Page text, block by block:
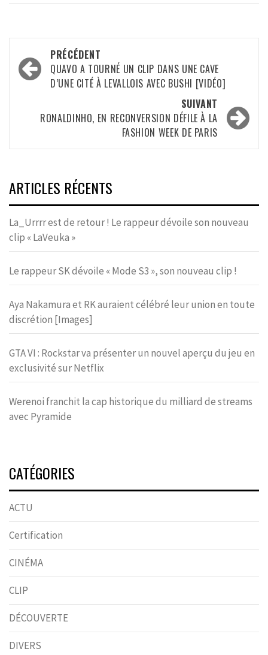
Navigation
d’article
PRÉCÉDENT
QUAVO A TOURNÉ UN CLIP DANS UNE CAVE
D’UNE CITÉ À LEVALLOIS AVEC BUSHI [VIDÉO]
SUIVANT
RONALDINHO, EN RECONVERSION DÉFILE À LA
FASHION WEEK DE PARIS
ARTICLES RÉCENTS
La_Urrrr est de retour ! Le rappeur dévoile son nouveau
clip « LaVeuka »
Le rappeur SK dévoile « Mode S3 », son nouveau clip !
Aya Nakamura et RK auraient célébré leur union en toute
discrétion [Images]
GTA VI : Rockstar va présenter un nouvel aperçu du jeu en
exclusivité sur Netflix
Werenoi franchit la cap historique du milliard de streams
avec Pyramide
CATÉGORIES
ACTU
Certification
CINÉMA
CLIP
DÉCOUVERTE
DIVERS